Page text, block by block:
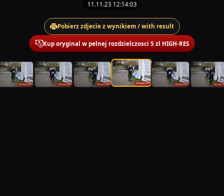
11.11.23 12:14:03
Pobierz zdjecie z wynikiem / with result
Kup oryginal w pelnej rozdzielczosci 5 zl HIGH-RES